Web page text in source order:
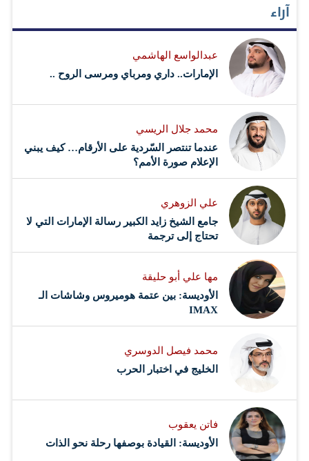
آراء
عبدالواسع الهاشمي
الإمارات.. داري ومرباي ومرسى الروح ..
محمد جلال الريسي
عندما تنتصر السّردية على الأرقام… كيف يبني
الإعلام صورة الأمم؟
علي الزوهري
جامع الشيخ زايد الكبير رسالة الإمارات التي لا
تحتاج إلى ترجمة
مها علي أبو حليقة
الأوديسة: بين عتمة هوميروس وشاشات الـ
IMAX
محمد فيصل الدوسري ​
‏الخليج في اختبار الحرب
فاتن يعقوب
الأوديسة: القيادة بوصفها رحلة نحو الذات